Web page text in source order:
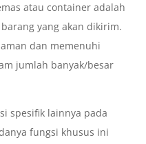
atau container adalah
yang akan dikirim.
dan memenuhi
jumlah banyak/besar
spesifik lainnya pada
fungsi khusus ini